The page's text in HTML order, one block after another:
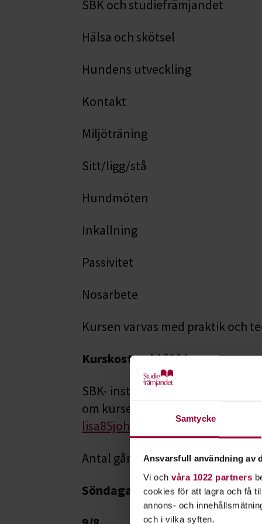
Samtycke
Ansvarsfull användning av
Vi och våra 1022 partners
cookies för att lagra och få
annons- och
och i vilka syften.
SBK och studiefrämjandet
Hälsa och skötsel
Hundens utveckling
Kontakt
Miljöträning
Sitt/ligg/stå
Hundmöten
Inkallning
Passivitet
Nosarbete
Kursen varvas med praktik och
Kurskostnad1500 kr
SBK- instruktörer: Helen
om kursen kontakta
lisa85johansson@gmail.com
Antal gånger 6 träffar 18
Söndagar tid 14.00-ca 16.30